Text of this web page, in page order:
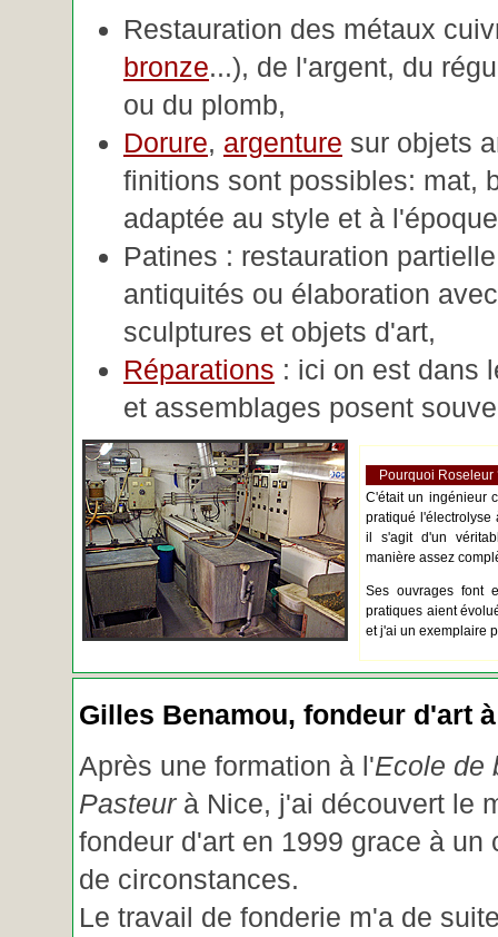
Restauration des métaux
bronze...), de l'argent, du
ou du plomb,
Dorure, argenture sur objets
finitions sont possibles: mat,
adaptée au style et à
Patines : restauration
antiquités ou élaboration
sculptures et objets d'art,
Réparations : ici on est dans
et assemblages posent
Pourquoi Roseleur
C'était un ingénieur
pratiqué l'électrolyse
il s'agit d'un
manière assez
Ses ouvrages font
pratiques aient
et j'ai un exemplaire
Gilles Benamou, fondeur d'art
Après une formation à l'Ecole de
Pasteurà Nice, j'ai découvert le
fondeur d'art en 1999 grace à un
de circonstances.
Le travail de fonderie m'a de